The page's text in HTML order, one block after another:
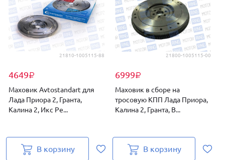
21810-1005115-88
4649₽
Маховик Avtostandart для
Лада Приора 2, Гранта,
Калина 2, Икс Ре...
В корзину
21800-1005115-00
6999₽
Маховик в сборе на
тросовую КПП Лада Приора,
Калина 2, Гранта, В...
В корзину